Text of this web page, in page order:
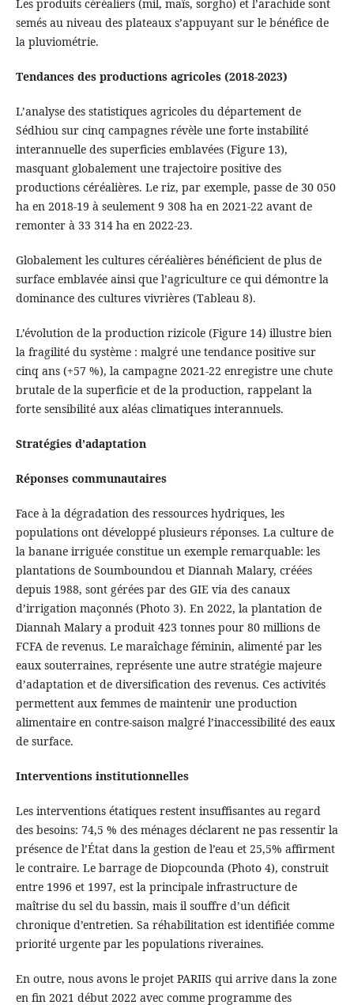
Les produits céréaliers (mil, maïs, sorgho) et l’arachide sont
semés au niveau des plateaux s’appuyant sur le bénéfice de
la pluviométrie.
Tendances des productions agricoles (2018-2023)
L’analyse des statistiques agricoles du département de
Sédhiou sur cinq campagnes révèle une forte instabilité
interannuelle des superficies emblavées (Figure 13),
masquant globalement une trajectoire positive des
productions céréalières. Le riz, par exemple, passe de 30 050
ha en 2018-19 à seulement 9 308 ha en 2021-22 avant de
remonter à 33 314 ha en 2022-23.
Globalement les cultures céréalières bénéficient de plus de
surface emblavée ainsi que l’agriculture ce qui démontre la
dominance des cultures vivrières (Tableau 8).
L’évolution de la production rizicole (Figure 14) illustre bien
la fragilité du système : malgré une tendance positive sur
cinq ans (+57 %), la campagne 2021-22 enregistre une chute
brutale de la superficie et de la production, rappelant la
forte sensibilité aux aléas climatiques interannuels.
Stratégies d’adaptation
Réponses communautaires
Face à la dégradation des ressources hydriques, les
populations ont développé plusieurs réponses. La culture de
la banane irriguée constitue un exemple remarquable: les
plantations de Soumboundou et Diannah Malary, créées
depuis 1988, sont gérées par des GIE via des canaux
d’irrigation maçonnés (Photo 3). En 2022, la plantation de
Diannah Malary a produit 423 tonnes pour 80 millions de
FCFA de revenus. Le maraîchage féminin, alimenté par les
eaux souterraines, représente une autre stratégie majeure
d’adaptation et de diversification des revenus. Ces activités
permettent aux femmes de maintenir une production
alimentaire en contre-saison malgré l’inaccessibilité des eaux
de surface.
Interventions institutionnelles
Les interventions étatiques restent insuffisantes au regard
des besoins: 74,5 % des ménages déclarent ne pas ressentir la
présence de l’État dans la gestion de l’eau et 25,5% affirment
le contraire. Le barrage de Diopcounda (Photo 4), construit
entre 1996 et 1997, est la principale infrastructure de
maîtrise du sel du bassin, mais il souffre d’un déficit
chronique d’entretien. Sa réhabilitation est identifiée comme
priorité urgente par les populations riveraines.
En outre, nous avons le projet PARIIS qui arrive dans la zone
en fin 2021 début 2022 avec comme programme des